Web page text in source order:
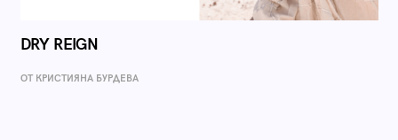
DRY REIGN
ОТ КРИСТИЯНА БУРДЕВА